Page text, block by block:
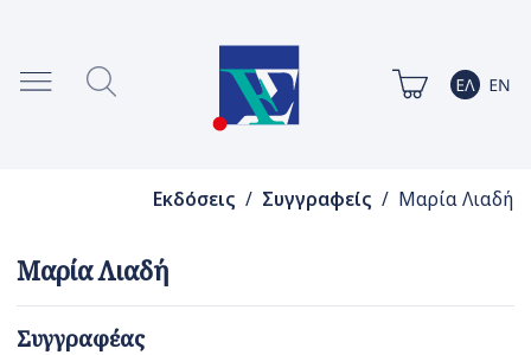
Εκδόσεις / Συγγραφείς / Μαρία Λιαδή
Μαρία Λιαδή
Συγγραφέας